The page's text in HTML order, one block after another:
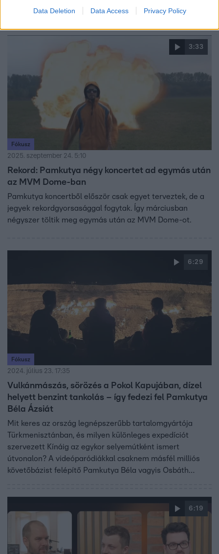
Data Deletion Data Access Privacy Policy
3:33
Fókusz
2025. szeptember 24. 5:10
Rekord: Pamkutya négy koncertet ad egymás után
az MVM Dome-ban
Pamkutya koncertből először csak egyet terveztek, de a
jegyek rekordgyorsasággal fogytak. Így márciusban
négyszer töltik meg egymás után az MVM Dome-ot.
6:29
Fókusz
2024. július 23. 17:35
Vulkánmászás, sörözés a Pokol Kapujában, dízel
helyett benzint tankolás – így fedezi fel Pamkutya
Béla Ázsiát
Mit keres az ország legnépszerűbb tartalomgyártója
Türkmenisztánban, és milyen különleges expedíciót
szervezett Kínáig az egykor selyemútként ismert
útvonalon? A videóparódiákkal csaknem másfél milliós
követőbázist felépítő Pamkutya Béla vagyis Osbáth
nem térképezett vulkánok. Hogy mi késztette a videóst a
terepjárós világjárásra, az kiderül a Fókusz videójából.
6:19